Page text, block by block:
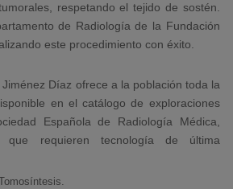
respetando el tejido de sostén.
de Radiología de la Fundación
este procedimiento con éxito.
Díaz ofrece a la población toda la
en el catálogo de exploraciones
Española de Radiología Médica,
que requieren tecnología de última